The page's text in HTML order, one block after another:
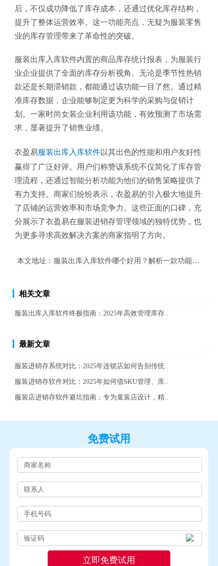
后，不仅成功降低了库存成本，还通过优化库存结构，
提升了整体运营效率。这一功能亮点，无疑为服装零售
业的库存管理带来了革命性的突破。
服装出库入库软件内置的商品库存统计报表，为服装行
业企业提供了全面的库存分析视角。无论是季节性热销
款还是长期滞销款，都能通过该功能一目了然。通过精
准库存数据，企业能够制定更为科学的采购与促销计
划。一家时尚女装企业利用该功能，有效预测了市场需
求，显著提升了销售业绩。
衣盈易服装出库入库软件以其出色的性能和用户友好性
赢得了广泛好评。用户们称赞该系统不仅简化了库存管
理流程，还通过智能分析功能为他们的销售策略提供了
有力支持。商家们纷纷表示，衣盈易的引入极大地提升
了店铺的运营效率和市场竞争力。这些正面的口碑，充
分展示了衣盈易在服装进销存管理领域的独特优势，也
为更多寻求高效解决方案的商家指明了方向。
本文地址： 服装出库入库软件哪个好用？解析一款功能强大的
相关文章
服装出库入库软件终极指南：2025年高效管理库存..
最新文章
服装进销存系统对比：2025年连锁店如何告别传统..
服装进销存软件对比：2025年如何借SKU管理、库..
服装店进销存软件避坑指南：专为童装店设计，精..
免费试用